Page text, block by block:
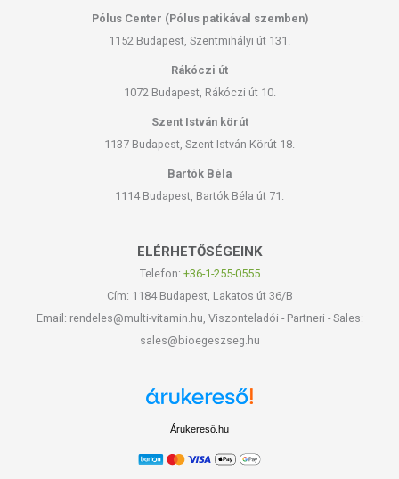
Pólus Center (Pólus patikával szemben)
1152 Budapest, Szentmihályi út 131.
Rákóczi út
1072 Budapest, Rákóczi út 10.
Szent István körút
1137 Budapest, Szent István Körút 18.
Bartók Béla
1114 Budapest, Bartók Béla út 71.
ELÉRHETŐSÉGEINK
Telefon: +36-1-255-0555
Cím: 1184 Budapest, Lakatos út 36/B
Email: rendeles@multi-vitamin.hu, Viszonteladói - Partneri - Sales:
sales@bioegeszseg.hu
Árukereső.hu